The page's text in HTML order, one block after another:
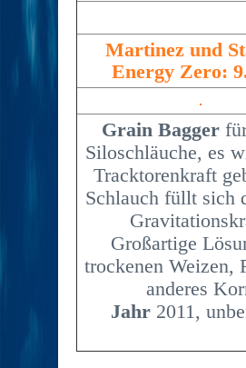
Martinez und
Energy Zero:
Grain Bagger
Siloschläuche, es
Tracktorenkraft
Schlauch füllt sich
Großartige
trockenen Weizen,
anderes
Jahr 2011,